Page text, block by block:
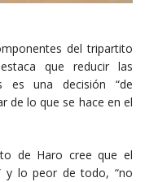
del tripartito
que reducir las
es una decisión “de
de lo que se hace en el
de Haro cree que el
y lo peor de todo, “no